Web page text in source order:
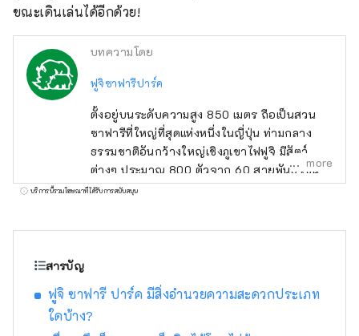
ขณะเดินเล่นได้อีกด้วย!
บทความโดย
ฟูจิซาฟารีปาร์ค
ตั้งอยู่บนระดับความสูง 850 เมตร ถือเป็นสวน
ซาฟารีที่ใหญ่ที่สุดแห่งหนึ่งในญี่ปุ่น ท่ามกลาง
ธรรมชาติอันกว้างใหญ่เชิงภูเขาไฟฟูจิ มีสัตว์
ต่างๆ ประมาณ 800 ตัวจาก 60 สายพันธุ์ เช่น
สิงโต เสืออามูร์ และยีราฟ อาศัยอยู่กันอย่าง
more
บริการนี้รวมโฆษณาที่ได้รับการสนับสนุน
สารบัญ
ฟูจิ ซาฟารี ปาร์ค มีสิ่งอำนวยความสะดวกประเภท
ใดบ้าง?